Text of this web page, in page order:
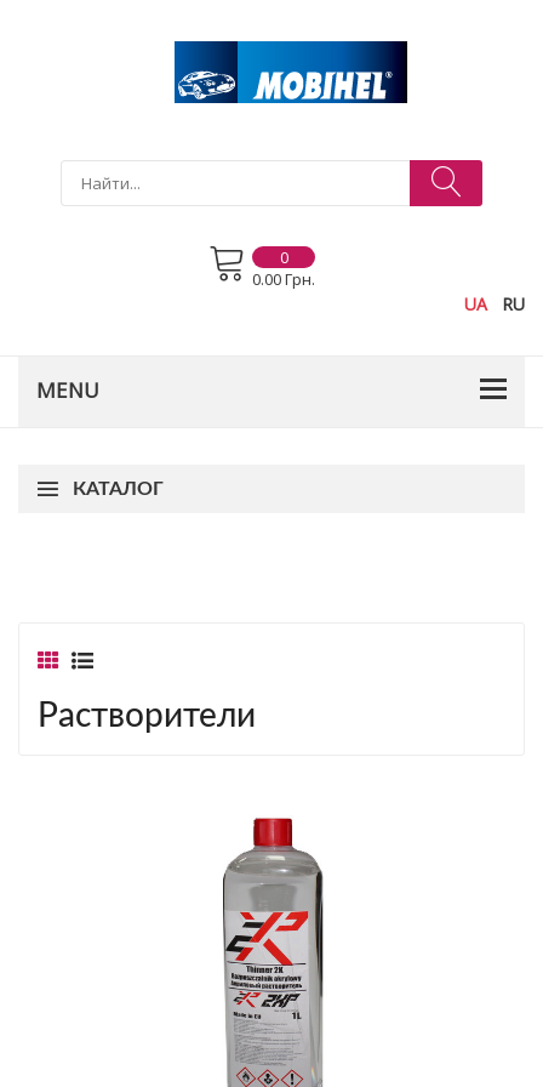
0
0.00 Грн.
UA RU
КАТАЛОГ
Растворители